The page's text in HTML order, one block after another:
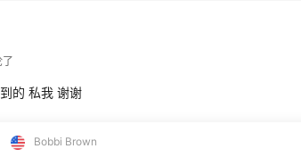
的 私我 谢谢
Bobbi Brown